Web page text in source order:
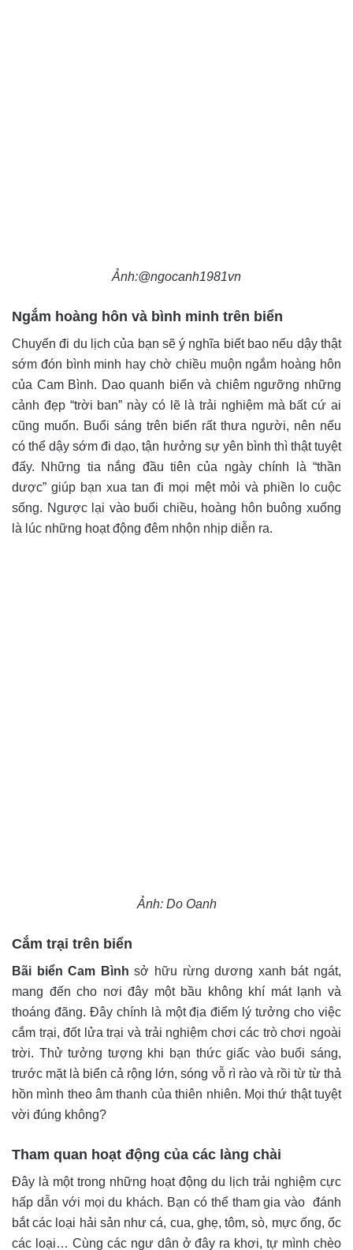
Ảnh:@ngocanh1981vn
Ngắm hoàng hôn và bình minh trên biển
Chuyến đi du lịch của bạn sẽ ý nghĩa biết bao nếu dậy thật
sớm đón bình minh hay chờ chiều muộn ngắm hoàng hôn
của Cam Bình. Dao quanh biển và chiêm ngưỡng những
cảnh đẹp “trời ban” này có lẽ là trải nghiệm mà bất cứ ai
cũng muốn. Buổi sáng trên biển rất thưa người, nên nếu
có thể dậy sớm đi dạo, tận hưởng sự yên bình thì thật tuyệt
đấy. Những tia nắng đầu tiên của ngày chính là “thần
dược” giúp bạn xua tan đi mọi mệt mỏi và phiền lo cuộc
sống. Ngược lại vào buổi chiều, hoàng hôn buông xuống
là lúc những hoạt động đêm nhộn nhịp diễn ra.
Ảnh: Do Oanh
Cắm trại trên biển
Bãi biển Cam Bình sở hữu rừng dương xanh bát ngát,
mang đến cho nơi đây một bầu không khí mát lạnh và
thoáng đãng. Đây chính là một địa điểm lý tưởng cho việc
cắm trại, đốt lửa trại và trải nghiệm chơi các trò chơi ngoài
trời. Thử tưởng tượng khi bạn thức giấc vào buổi sáng,
trước mặt là biển cả rộng lớn, sóng vỗ rì rào và rồi từ từ thả
hồn mình theo âm thanh của thiên nhiên. Mọi thứ thật tuyệt
vời đúng không?
Tham quan hoạt động của các làng chài
Đây là một trong những hoạt động du lịch trải nghiệm cực
hấp dẫn với mọi du khách. Bạn có thể tham gia vào đánh
bắt các loại hải sản như cá, cua, ghẹ, tôm, sò, mực ống, ốc
các loại… Cùng các ngư dân ở đây ra khơi, tự mình chèo